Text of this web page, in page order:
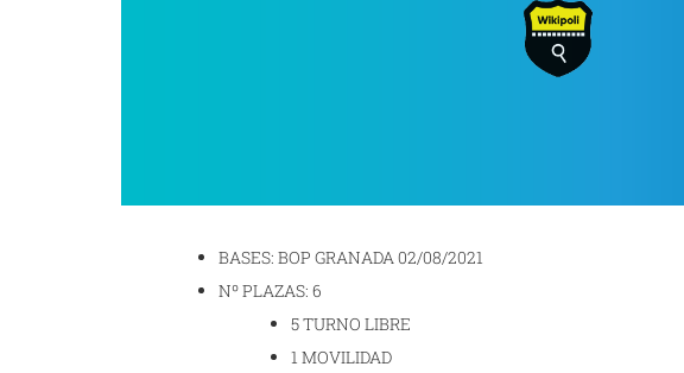
BASES: BOP GRANADA 02/08/2021
Nº PLAZAS: 6
5 TURNO LIBRE
1 MOVILIDAD